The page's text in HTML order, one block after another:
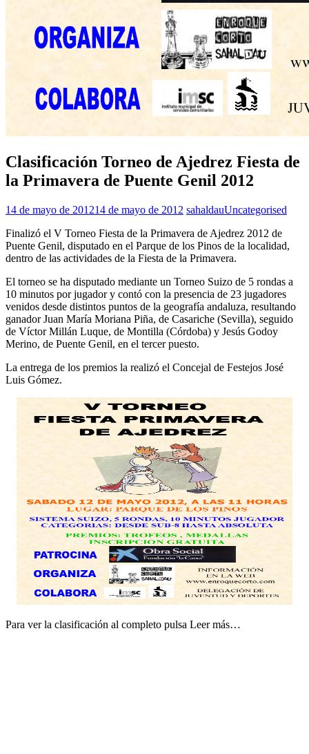
Clasificación Torneo de Ajedrez Fiesta de
la Primavera de Puente Genil 2012
14 de mayo de 201214 de mayo de 2012 sahaldauUncategorised
Finalizó el V Torneo Fiesta de la Primavera de Ajedrez 2012 de
Puente Genil, disputado en el Parque de los Pinos de la localidad,
dentro de las actividades de la Fiesta de la Primavera.
El torneo se ha disputado mediante un Torneo Suizo de 5 rondas a
10 minutos por jugador y contó con la presencia de 23 jugadores
venidos desde distintos puntos de la geografía andaluza, resultando
ganador Juan María Moriana Piña, de Casariche (Sevilla), seguido
de Víctor Millán Luque, de Montilla (Córdoba) y Jesús Godoy
Merino, de Puente Genil, en el tercer puesto.
La entrega de los premios la realizó el Concejal de Festejos José
Luis Gómez.
Para ver la clasificación al completo pulsa Leer más…